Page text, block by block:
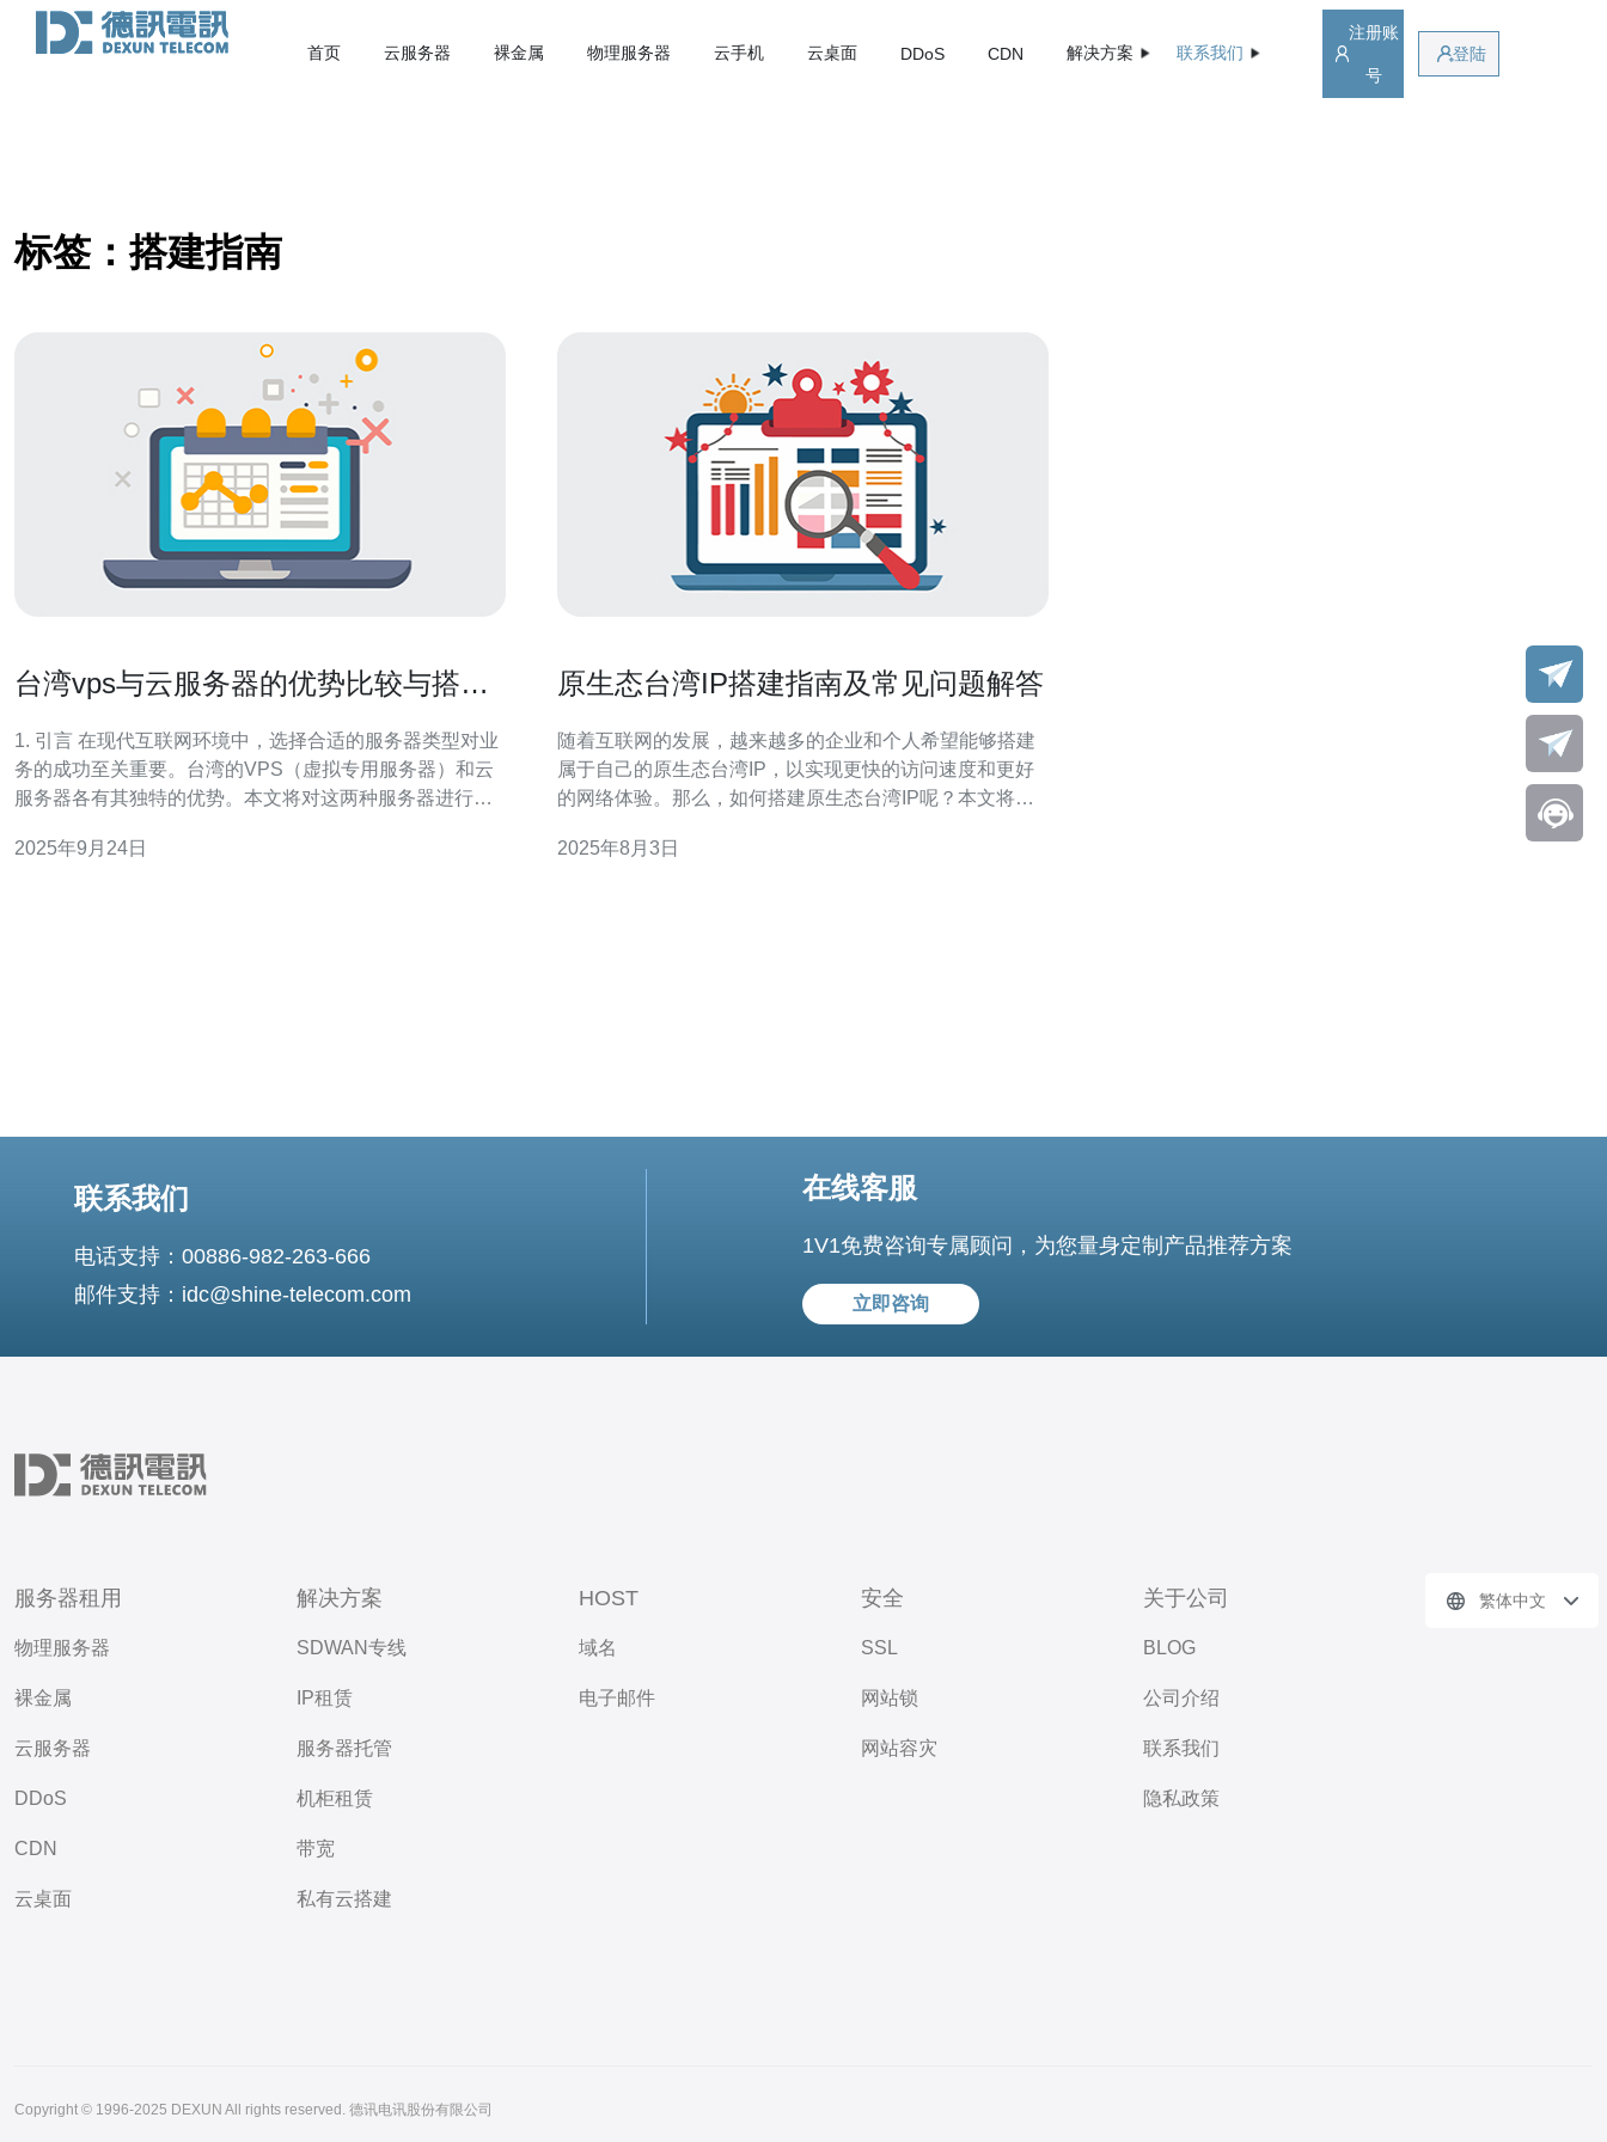
首页 云服务器 裸金属 物理服务器 云手机 云桌面 DDoS CDN 解决方案 联系我们
注册账
号
登陆
标签：搭建指南
台湾vps与云服务器的优势比较与搭建
1. 引言 在现代互联网环境中，选择合适的服务器类型对业
务的成功至关重要。台湾的VPS（虚拟专用服务器）和云
服务器各有其独特的优势。本文将对这两种服务器进行详
案。 2. 台湾VPS的优势 台湾VPS作为一种传统的虚拟服务
2025年9月24日
原生态台湾IP搭建指南及常见问题解答
随着互联网的发展，越来越多的企业和个人希望能够搭建
属于自己的原生态台湾IP，以实现更快的访问速度和更好
的网络体验。那么，如何搭建原生态台湾IP呢？本文将为
搭建原生态台湾IP需要选择合适的服务器或VPS。我们推
2025年8月3日
联系我们
电话支持：00886-982-263-666
邮件支持：idc@shine-telecom.com
在线客服
1V1免费咨询专属顾问，为您量身定制产品推荐方案
立即咨询
服务器租用
物理服务器
裸金属
云服务器
DDoS
CDN
云桌面
解决方案
SDWAN专线
IP租赁
服务器托管
机柜租赁
带宽
私有云搭建
HOST
域名
电子邮件
安全
SSL
网站锁
网站容灾
关于公司
BLOG
公司介绍
联系我们
隐私政策
繁体中文
Copyright © 1996-2025 DEXUN All rights reserved. 德讯电讯股份有限公司